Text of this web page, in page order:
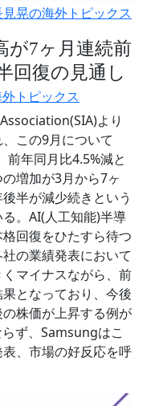
見晃の海外トピックス
が7ヶ月連続前
回復の見通し
トピックス
より
この9月について
年同月比4.5%減と
増加が3月から7ヶ
半が減少続きという
。AI(人工知能)半導
回復をひたすら待つ
の業績発表において
マイナスながら、前
となっており、今後
株価が上昇する例が
ず、Samsungはこ
、市場の好反応を呼